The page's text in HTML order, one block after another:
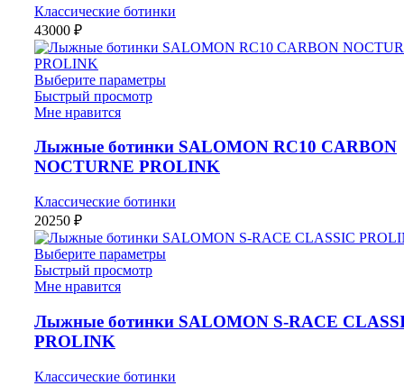
Классические ботинки
43000 ₽
Выберите параметры
Быстрый просмотр
Мне нравится
Лыжные ботинки SALOMON RC10 CARBON
NOCTURNE PROLINK
Классические ботинки
20250 ₽
Выберите параметры
Быстрый просмотр
Мне нравится
Лыжные ботинки SALOMON S-RACE
PROLINK
Классические ботинки